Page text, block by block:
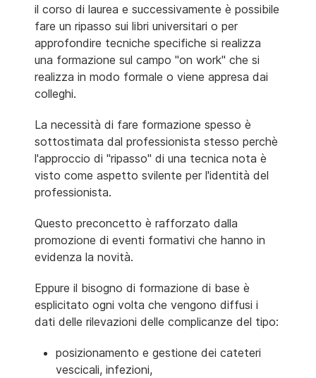
il corso di laurea e successivamente è possibile
fare un ripasso sui libri universitari o per
approfondire tecniche specifiche si realizza
una formazione sul campo "on work" che si
realizza in modo formale o viene appresa dai
colleghi.
La necessità di fare formazione spesso è
sottostimata dal professionista stesso perchè
l'approccio di "ripasso" di una tecnica nota è
visto come aspetto svilente per l'identità del
professionista.
Questo preconcetto è rafforzato dalla
promozione di eventi formativi che hanno in
evidenza la novità.
Eppure il bisogno di formazione di base è
esplicitato ogni volta che vengono diffusi i
dati delle rilevazioni delle complicanze del tipo:
posizionamento e gestione dei cateteri
vescicali, infezioni,